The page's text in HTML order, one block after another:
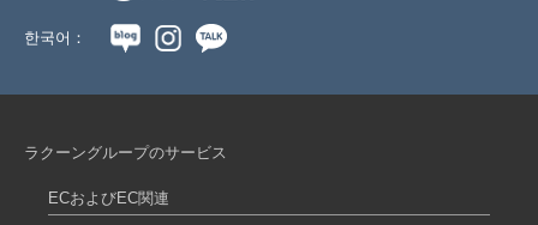
한국어：
ラクーングループのサービス
ECおよびEC関連